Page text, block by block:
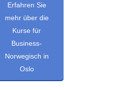
Erfahren Sie
mehr über die
Kurse für
Business-
Norwegisch in
Oslo